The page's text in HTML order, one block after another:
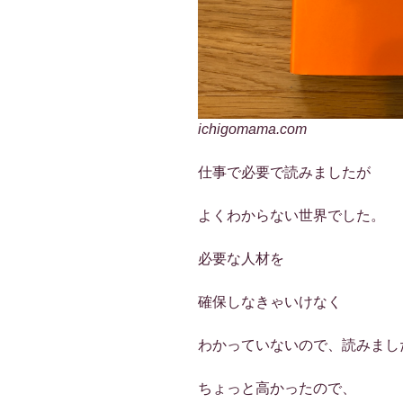
ichigomama.com
仕事で必要で読みましたが
よくわからない世界でした。
必要な人材を
確保しなきゃいけなく
わかっていないので、読みまし
ちょっと高かったので、